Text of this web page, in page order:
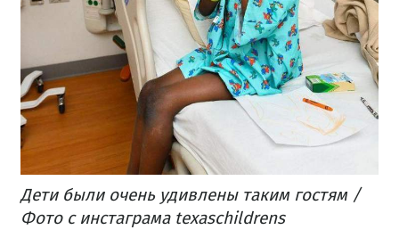
Дети были очень удивлены таким гостям /
Фото с инстаграма texaschildrens